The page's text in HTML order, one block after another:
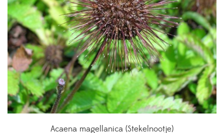
Acaena magellanica (Stekelnootje)